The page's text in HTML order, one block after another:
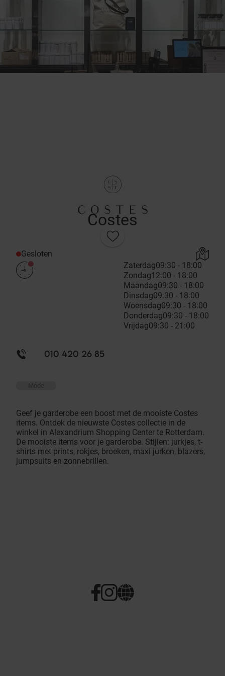
Costes
Gesloten
Zaterdag09:30 - 18:00
Zondag12:00 - 18:00
Maandag09:30 - 18:00
Dinsdag09:30 - 18:00
Woensdag09:30 - 18:00
Donderdag09:30 - 18:00
Vrijdag09:30 - 21:00
010 420 26 85
Mode
Geef je garderobe een boost met de mooiste Costes
items. Ontdek de nieuwste Costes collectie in de
winkel in Alexandrium Shopping Center te Rotterdam.
De mooiste items voor je garderobe. Stijlen: jurkjes, t-
shirts met prints, rokjes, broeken, maxi jurken, blazers,
jumpsuits en zonnebrillen.